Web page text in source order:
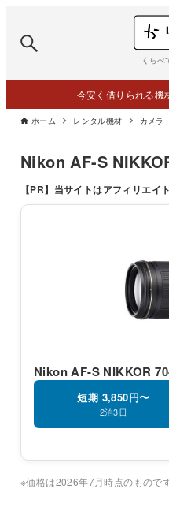
くらべ
今安く借りられる機
ホーム レンタル機材 カメラ
Nikon AF-S
【PR】 当サイトはアフィリエイ
Nikon AF-S NIKKOR
短期 3,850円〜
2泊3日
※価格は2026年7月時点のものです